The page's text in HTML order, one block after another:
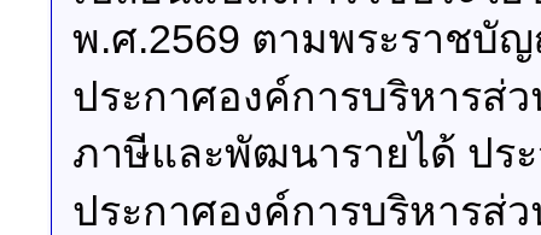
พ.ศ.2569 ตามพระราชบั
ประกาศองค์การบริหารส่
ภาษีและพัฒนารายได้ ปร
ประกาศองค์การบริหารส่